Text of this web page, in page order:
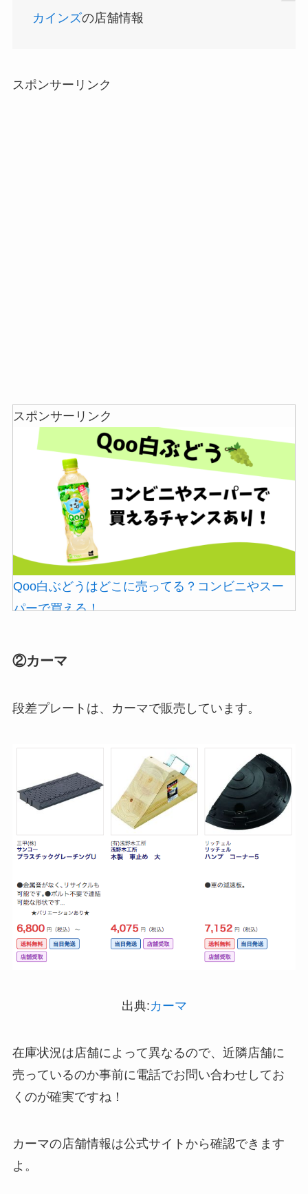
カインズの店舗情報
スポンサーリンク
スポンサーリンク
Qoo白ぶどうはどこに売ってる？コンビニやスー
パーで買える！
ストレッチポールはどこで買える？取扱店は100均
やニトリ？
食紅はどこで買える？ダイソーやセリアなどの100
②カーマ
段差プレートは、カーマで販売しています。
出典:カーマ
在庫状況は店舗によって異なるので、近隣店舗に
売っているのか事前に電話でお問い合わせしてお
くのが確実ですね！
カーマの店舗情報は公式サイトから確認できます
よ。